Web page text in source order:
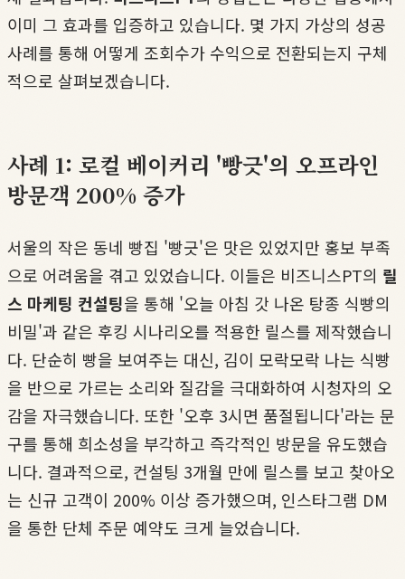
이미 그 효과를 입증하고 있습니다. 몇 가지 가상의 성공
사례를 통해 어떻게 조회수가 수익으로 전환되는지 구체
적으로 살펴보겠습니다.
사례 1: 로컬 베이커리 '빵긋'의 오프라인
방문객 200% 증가
서울의 작은 동네 빵집 '빵긋'은 맛은 있었지만 홍보 부족
으로 어려움을 겪고 있었습니다. 이들은 비즈니스PT의 릴
스 마케팅 컨설팅을 통해 '오늘 아침 갓 나온 탕종 식빵의
비밀'과 같은 후킹 시나리오를 적용한 릴스를 제작했습니
다. 단순히 빵을 보여주는 대신, 김이 모락모락 나는 식빵
을 반으로 가르는 소리와 질감을 극대화하여 시청자의 오
감을 자극했습니다. 또한 '오후 3시면 품절됩니다'라는 문
구를 통해 희소성을 부각하고 즉각적인 방문을 유도했습
니다. 결과적으로, 컨설팅 3개월 만에 릴스를 보고 찾아오
는 신규 고객이 200% 이상 증가했으며, 인스타그램 DM
을 통한 단체 주문 예약도 크게 늘었습니다.